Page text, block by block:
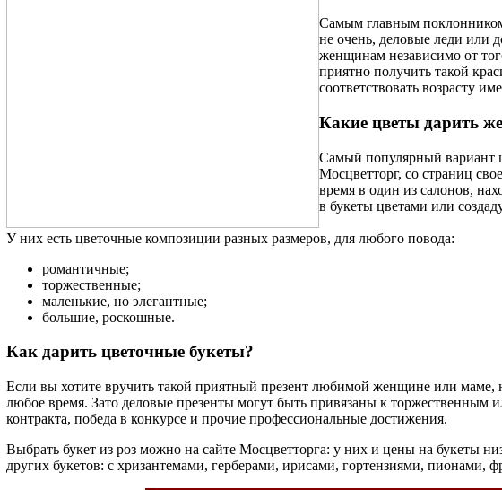
Самым главным
не очень, деловые леди или
женщинам независимо от
приятно получить такой
соответствовать возрасту
Какие цветы дарить
Самый популярный вариант
Мосцветторг, со страниц
время в один из салонов,
в букеты цветами или
У них есть цветочные композиции разных размеров, для любого повода:
романтичные;
торжественные;
маленькие, но элегантные;
большие, роскошные.
Как дарить цветочные букеты?
Если вы хотите вручить такой приятный презент любимой женщине или
любое время. Зато деловые презенты могут быть привязаны к
контракта, победа в конкурсе и прочие профессиональные достижения.
Выбрать букет из роз можно на сайте Мосцветторга: у них и цены на букеты
других букетов: с хризантемами, герберами, ирисами, гортензиями, пионами,